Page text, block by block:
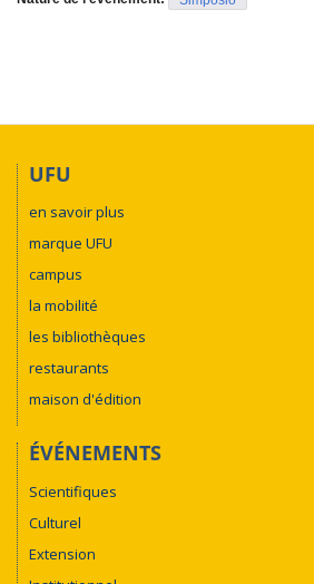
UFU
en savoir plus
marque UFU
campus
la mobilité
les bibliothèques
restaurants
maison d'édition
ÉVÉNEMENTS
Scientifiques
Culturel
Extension